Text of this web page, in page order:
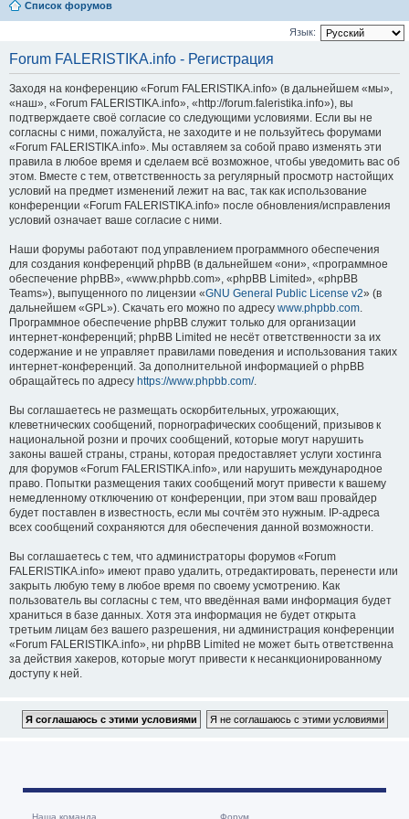
Список форумов
Язык:
Forum FALERISTIKA.info - Регистрация
Заходя на конференцию «Forum FALERISTIKA.info» (в дальнейшем «мы»,
«наш», «Forum FALERISTIKA.info», «http://forum.faleristika.info»), вы
подтверждаете своё согласие со следующими условиями. Если вы не
согласны с ними, пожалуйста, не заходите и не пользуйтесь форумами
«Forum FALERISTIKA.info». Мы оставляем за собой право изменять эти
правила в любое время и сделаем всё возможное, чтобы уведомить вас об
этом. Вместе с тем, ответственность за регулярный просмотр настойщих
условий на предмет изменений лежит на вас, так как использование
конференции «Forum FALERISTIKA.info» после обновления/исправления
условий означает ваше согласие с ними.
Наши форумы работают под управлением программного обеспечения
для создания конференций phpBB (в дальнейшем «они», «программное
обеспечение phpBB», «www.phpbb.com», «phpBB Limited», «phpBB
Teams»), выпущенного по лицензии «GNU General Public License v2» (в
дальнейшем «GPL»). Скачать его можно по адресу www.phpbb.com.
Программное обеспечение phpBB служит только для организации
интернет-конференций; phpBB Limited не несёт ответственности за их
содержание и не управляет правилами поведения и использования таких
интернет-конференций. За дополнительной информацией о phpBB
обращайтесь по адресу https://www.phpbb.com/.
Вы соглашаетесь не размещать оскорбительных, угрожающих,
клеветнических сообщений, порнографических сообщений, призывов к
национальной розни и прочих сообщений, которые могут нарушить
законы вашей страны, страны, которая предоставляет услуги хостинга
для форумов «Forum FALERISTIKA.info», или нарушить международное
право. Попытки размещения таких сообщений могут привести к вашему
немедленному отключению от конференции, при этом ваш провайдер
будет поставлен в известность, если мы сочтём это нужным. IP-адреса
всех сообщений сохраняются для обеспечения данной возможности.
Вы соглашаетесь с тем, что администраторы форумов «Forum
FALERISTIKA.info» имеют право удалить, отредактировать, перенести или
закрыть любую тему в любое время по своему усмотрению. Как
пользователь вы согласны с тем, что введённая вами информация будет
храниться в базе данных. Хотя эта информация не будет открыта
третьим лицам без вашего разрешения, ни администрация конференции
«Forum FALERISTIKA.info», ни phpBB Limited не может быть ответственна
за действия хакеров, которые могут привести к несанкционированному
доступу к ней.
Наша команда Форум